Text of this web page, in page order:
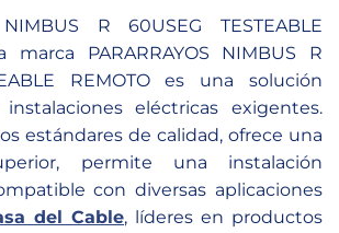
NIMBUS R 60USEG TESTEABLE
marca PARARRAYOS NIMBUS R
REMOTO es una solución
eléctricas exigentes.
estándares de calidad, ofrece una
permite una instalación
con diversas aplicaciones
del Cable, líderes en productos